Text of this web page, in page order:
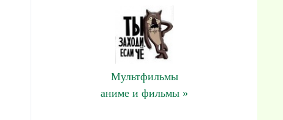
Мультфильмы
аниме и фильмы »